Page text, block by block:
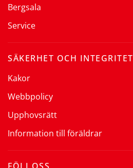
Bergsala
Service
SÄKERHET OCH INTEGRITET
Kakor
Webbpolicy
Upphovsrätt
Information till föräldrar